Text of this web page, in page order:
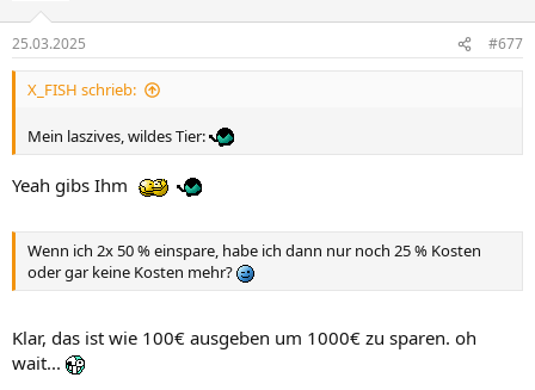
e
n
25.03.2025 #677
X_FISH schrieb:
Mein laszives, wildes Tier:
Yeah gibs Ihm
Wenn ich 2x 50 % einspare, habe ich dann nur noch 25 % Kosten
oder gar keine Kosten mehr?
Klar, das ist wie 100€ ausgeben um 1000€ zu sparen. oh
wait...